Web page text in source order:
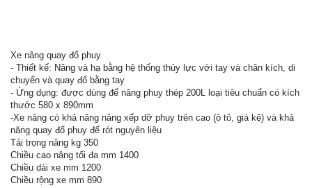
Xe nâng quay đổ phuy
- Thiết kế: Nâng và hạ bằng hệ thống thủy lực với tay và chân kích, di
chuyển và quay đổ bằng tay
- Ứng dụng: được dùng để nâng phuy thép 200L loại tiêu chuẩn có kích
thước 580 x 890mm
-Xe nâng có khả năng nâng xếp dỡ phuy trên cao (ô tô, giá kệ) và khả
năng quay đổ phuy để rót nguyên liệu
Tải trọng nâng kg 350
Chiều cao nâng tối đa mm 1400
Chiều dài xe mm 1200
Chiều rộng xe mm 890